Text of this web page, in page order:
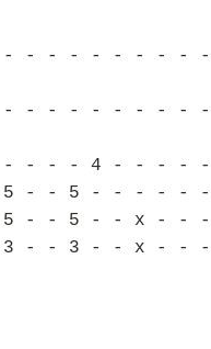
- - - - - - - -
- - - - - - - -
- - - 4 - - - -
- - 5 - - - - -
5 - - 5 - - x -
3 - - 3 - - x